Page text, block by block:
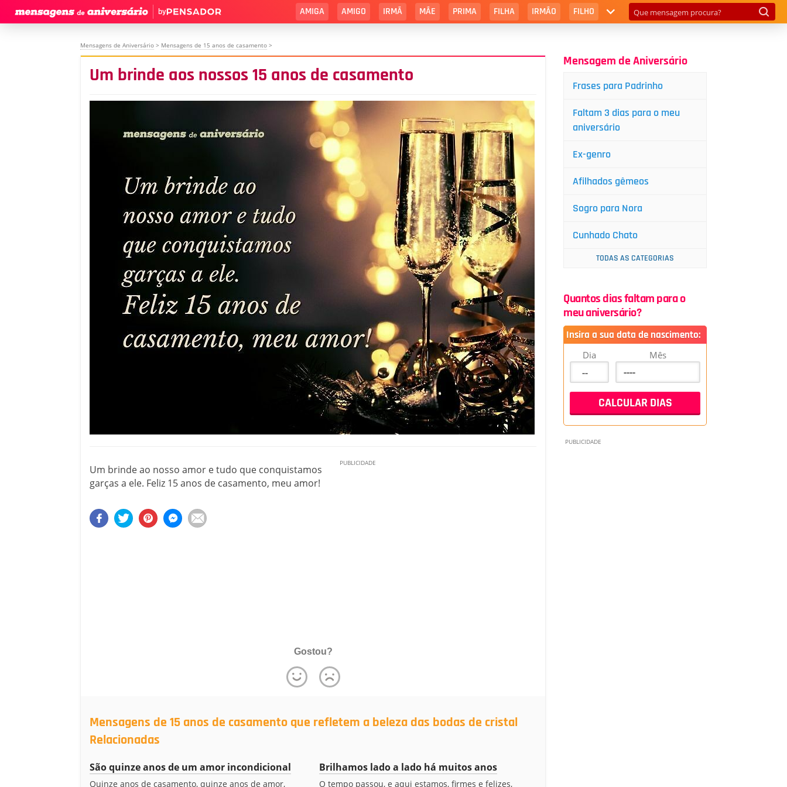
by AMIGA AMIGO IRMÃ MÃE PRIMA FILHA IRMÃO FILHO
Mensagens de Aniversário > Mensagens de 15 anos de casamento >
Um brinde aos nossos 15 anos de casamento
Um brinde ao nosso amor e tudo que conquistamos
garças a ele. Feliz 15 anos de casamento, meu amor!
Gostou?
Mensagens de 15 anos de casamento que refletem a beleza das bodas de cristal
Relacionadas
São quinze anos de um amor incondicional
Quinze anos de casamento, quinze anos de amor,
Brilhamos lado a lado há muitos anos
O tempo passou, e aqui estamos, firmes e felizes,
Mensagem de Aniversário
Frases para Padrinho
Faltam 3 dias para o meu
aniversário
Ex-genro
Afilhados gêmeos
Sogro para Nora
Cunhado Chato
TODAS AS CATEGORIAS
Quantos dias faltam para o
meu aniversário?
Insira a sua data de nascimento:
Dia Mês